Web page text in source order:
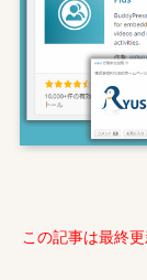
この記事は最終